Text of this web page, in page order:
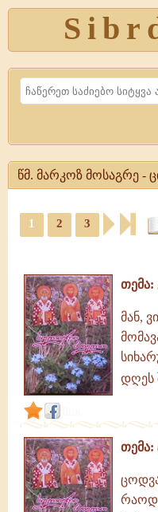
Search
წმ. მარკოზ მოსაგრე -
მარკოზ
მოსაგრე
გამონათქვამები
მარკოზ
მოსაგრე
გამონათქვამები,
ციტატები
გამონათქვამები
1 2 3
თემა:
მან,
დღეს
თემა: